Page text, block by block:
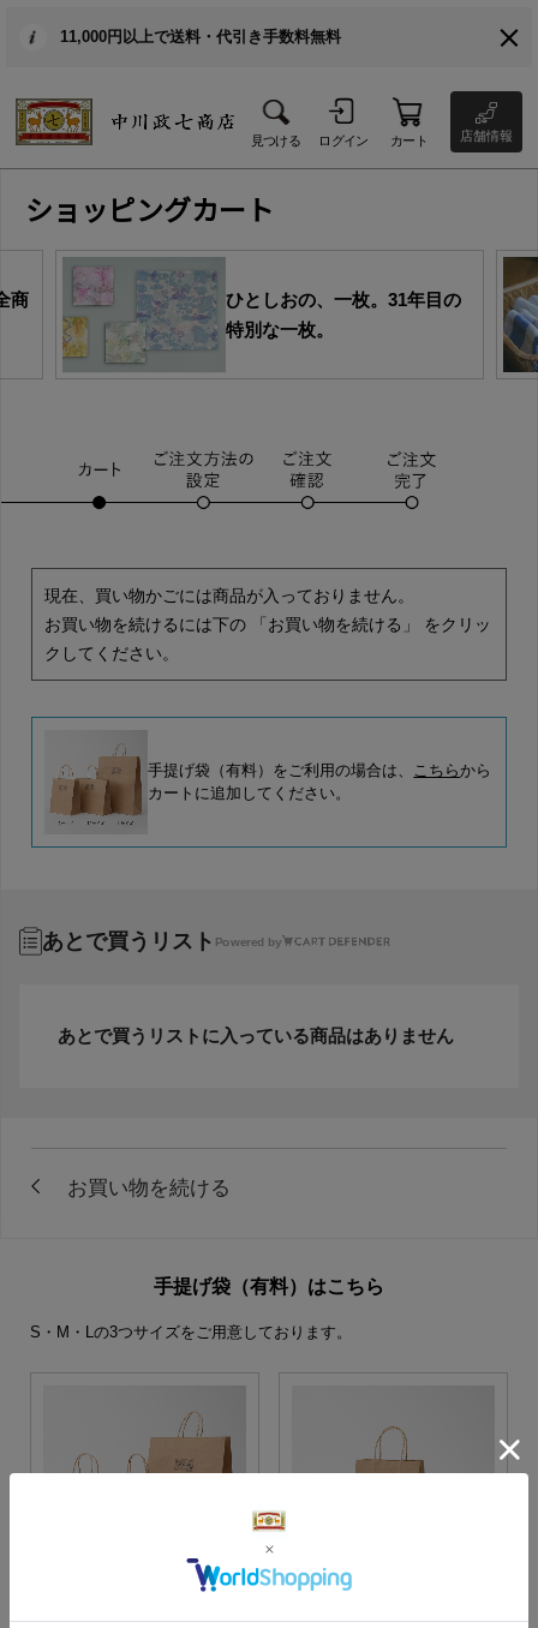
11,000円以上で送料・代引き手数料無料
見つける ログイン カート 店舗情報
ショッピングカート
商
ひとしおの、一枚。31年目の
特別な一枚。
現在、買い物かごには商品が入っておりません。
お買い物を続けるには下の 「お買い物を続ける」 をクリッ
クしてください。
手提げ袋（有料）をご利用の場合は、 こちらから
カートに追加してください。
あとで買うリスト Powered by
あとで買うリストに入っている商品はありません
手提げ袋（有料）はこちら
S・M・Lの3つサイズをご用意しております。